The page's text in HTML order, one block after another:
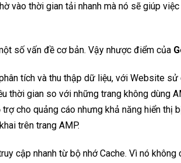
vào thời gian tải nhanh mà nó sẽ giúp
số vấn đề cơ bản. Vậy nhược điểm của
tích và thu thập dữ liệu, với Website
thời gian so với những trang không dùng
cho quảng cáo nhưng khả năng hiển thị
trên trang AMP.
cập nhanh từ bộ nhớ Cache. Vì nó